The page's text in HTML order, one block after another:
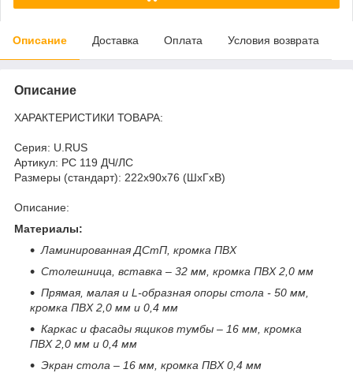
Описание Доставка Оплата Условия возврата
Описание
ХАРАКТЕРИСТИКИ ТОВАРА:
Серия: U.RUS
Артикул: РС 119 ДЧ/ЛС
Размеры (стандарт): 222x90x76 (ШхГхВ)
Описание:
Материалы:
Ламинированная ДСтП, кромка ПВХ
Столешница, вставка – 32 мм, кромка ПВХ 2,0 мм
Прямая, малая и L -образная опоры стола - 50 мм,
кромка ПВХ 2,0 мм и 0,4 мм
Каркас и фасады ящиков тумбы – 16 мм, кромка
ПВХ 2,0 мм и 0,4 мм
Экран стола – 16 мм, кромка ПВХ 0,4 мм